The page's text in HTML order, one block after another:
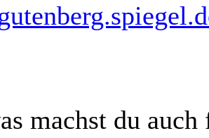
machst du